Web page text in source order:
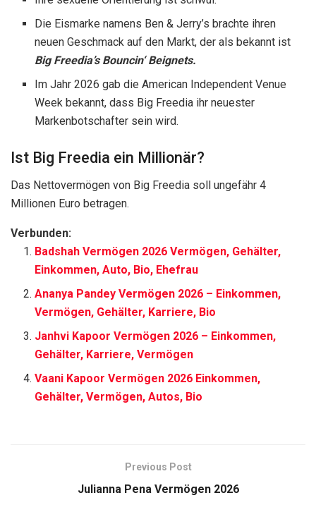
Die Eismarke namens Ben & Jerry’s brachte ihren
neuen Geschmack auf den Markt, der als bekannt ist
Big Freedia’s Bouncin‘ Beignets.
Im Jahr 2026 gab die American Independent Venue
Week bekannt, dass Big Freedia ihr neuester
Markenbotschafter sein wird.
Ist Big Freedia ein Millionär?
Das Nettovermögen von Big Freedia soll ungefähr 4
Millionen Euro betragen.
Verbunden:
Badshah Vermögen 2026 Vermögen, Gehälter,
Einkommen, Auto, Bio, Ehefrau
Ananya Pandey Vermögen 2026 – Einkommen,
Vermögen, Gehälter, Karriere, Bio
Janhvi Kapoor Vermögen 2026 – Einkommen,
Gehälter, Karriere, Vermögen
Vaani Kapoor Vermögen 2026 Einkommen,
Gehälter, Vermögen, Autos, Bio
Previous Post
Julianna Pena Vermögen 2026